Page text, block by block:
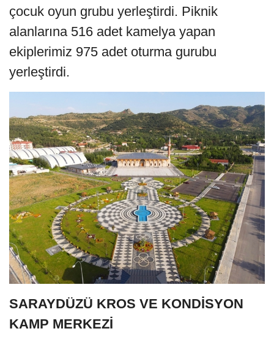
çocuk oyun grubu yerleştirdi. Piknik
alanlarına 516 adet kamelya yapan
ekiplerimiz 975 adet oturma gurubu
yerleştirdi.
SARAYDÜZÜ KROS VE KONDİSYON
KAMP MERKEZİ